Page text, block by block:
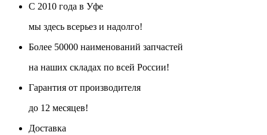
С 2010 года в Уфе
мы здесь всерьез и надолго!
Более 50000 наименований запчастей
на наших складах по всей России!
Гарантия от производителя
до 12 месяцев!
Доставка